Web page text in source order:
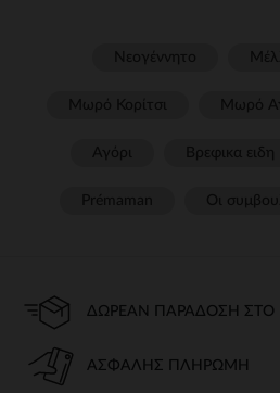
ΔΩΡΕΆΝ ΠΑΡΆΔΟΣΗ ΣΤΟ
ΑΣΦΑΛΉΣ ΠΛΗΡΩΜΉ